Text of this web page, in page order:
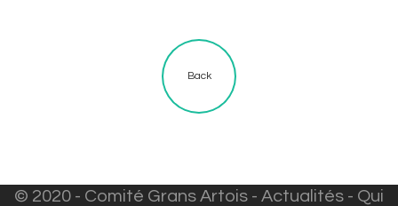
Back
© 2020 - Comité Grans Artois - Actualités - Qui